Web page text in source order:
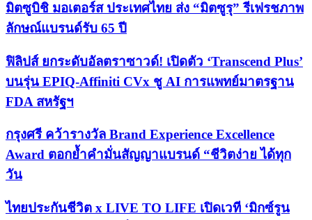
มิตซูบิชิ มอเตอร์ส ประเทศไทย ส่ง “มิตซูรุ” รีเฟรชภาพ
ลักษณ์แบรนด์รับ 65 ปี
ฟิลิปส์ ยกระดับอัลตราซาวด์! เปิดตัว ‘Transcend Plus’
บนรุ่น EPIQ-Affiniti CVx ชู AI การแพทย์มาตรฐาน
FDA สหรัฐฯ
กรุงศรี คว้ารางวัล Brand Experience Excellence
Award ตอกย้ำคำมั่นสัญญาแบรนด์ “ชีวิตง่าย ได้ทุก
วัน
ไทยประกันชีวิต x LIVE TO LIFE เปิดเวที ‘มิกซ์รูน